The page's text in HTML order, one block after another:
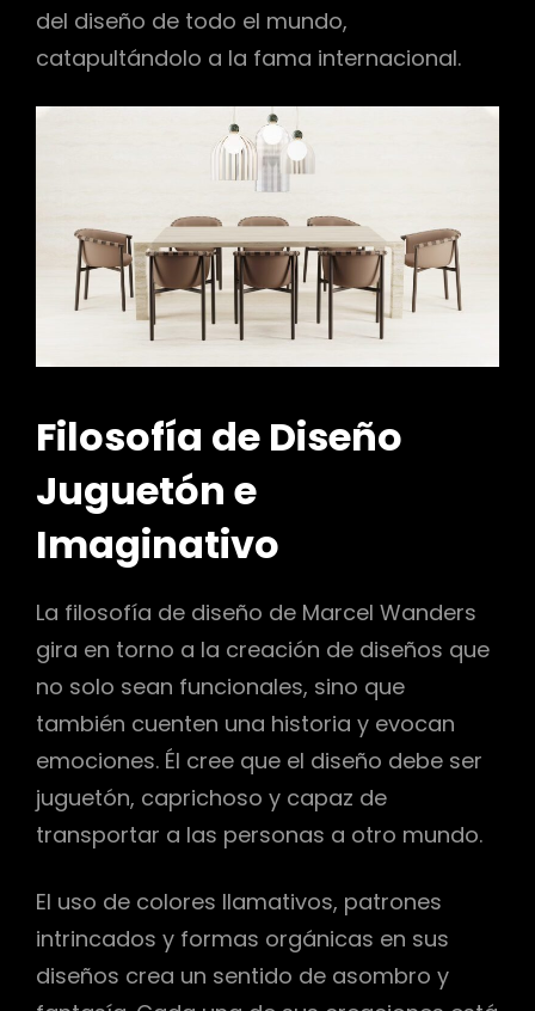
del diseño de todo el mundo,
catapultándolo a la fama internacional.
Filosofía de Diseño
Juguetón e
Imaginativo
La filosofía de diseño de Marcel Wanders
gira en torno a la creación de diseños que
no solo sean funcionales, sino que
también cuenten una historia y evocan
emociones. Él cree que el diseño debe ser
juguetón, caprichoso y capaz de
transportar a las personas a otro mundo.
El uso de colores llamativos, patrones
intrincados y formas orgánicas en sus
diseños crea un sentido de asombro y